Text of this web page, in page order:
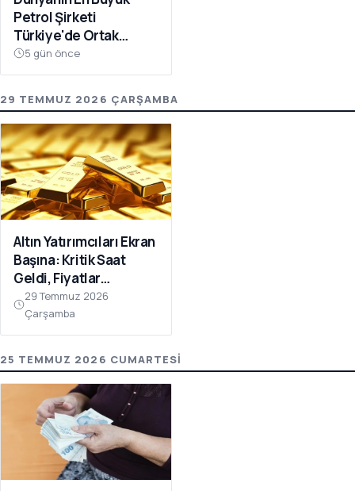
Petrol Şirketi
Türkiye'de Ortak
Oluyor!
5 gün önce
29 TEMMUZ 2026 ÇARŞAMBA
Altın Yatırımcıları Ekran
Başına: Kritik Saat
Geldi, Fiyatlar
Kıpırdadı!
29 Temmuz 2026
Çarşamba
25 TEMMUZ 2026 CUMARTESI